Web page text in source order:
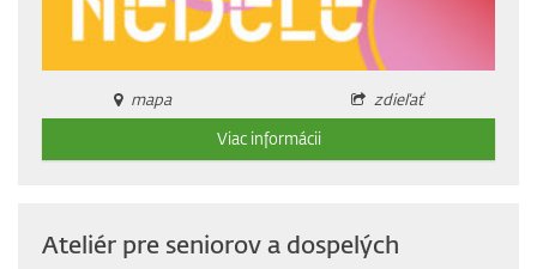
mapa
zdieľať
Viac informácii
Ateliér pre seniorov a dospelých